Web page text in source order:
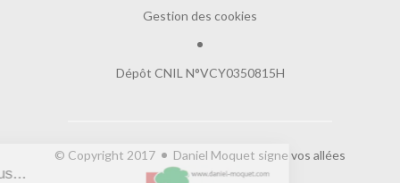
Gestion des cookies
Dépôt CNIL N°VCY0350815H
© Copyright 2017 Daniel Moquet signe vos allées
Salut c'est nous...